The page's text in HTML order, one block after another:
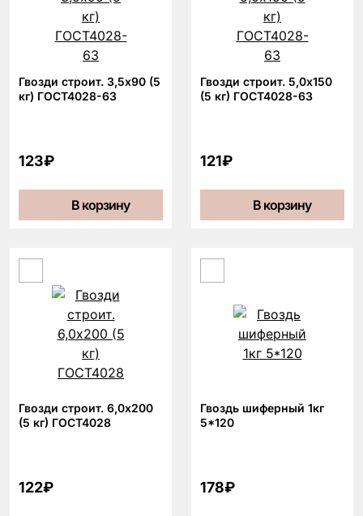
Гвозди строит. 3,5х90 (5
кг) ГОСТ4028-63
123₽
В корзину
Гвозди строит. 5,0х150
(5 кг) ГОСТ4028-63
121₽
В корзину
Гвозди строит. 6,0х200
(5 кг) ГОСТ4028
122₽
Гвоздь шиферный 1кг
5*120
178₽